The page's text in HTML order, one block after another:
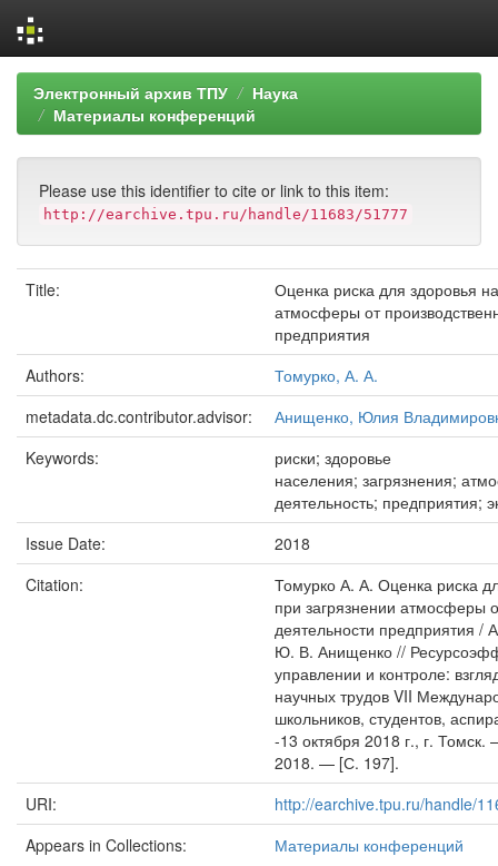
Skip
navigation
Электронный архив ТПУ
Наука
Материалы конференций
Please use this identifier to cite or link to this item:
http://earchive.tpu.ru/handle/11683/51777
Title:
Оценка риска для здоровья
атмосферы от
предприятия
Authors:
Томурко, А. А.
metadata.dc.contributor.advisor:
Анищенко, Юлия
Keywords:
риски; здоровье
населения; загрязнения;
деятельность; предприятия;
Issue Date:
2018
Citation:
Томурко А. А. Оценка риска
при загрязнении атмосферы
деятельности предприятия /
Ю. В. Анищенко //
управлении и контроле:
научных трудов VII
школьников, студентов,
-13 октября 2018 г., г.
2018. — [С. 197].
URI:
http://earchive.tpu.ru/handle/
Appears in Collections:
Материалы конференций